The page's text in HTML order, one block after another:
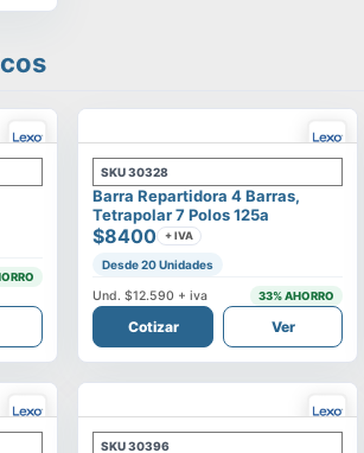
SKU30328
Barra Repartidora 4 Barras,
Tetrapolar 7 Polos 125a
$8400 + IVA
Desde 20 Unidades
Und.$12.590 + iva 33% AHORRO
Cotizar Ver
SKU30396